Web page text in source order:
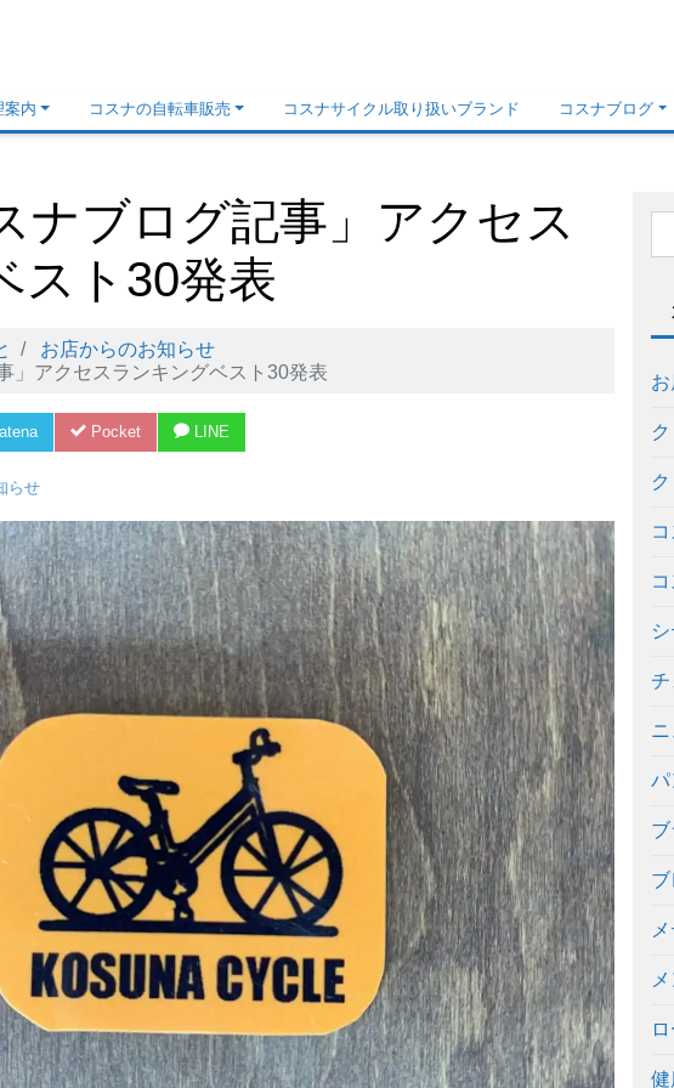
案内 コスナの自転車販売 コスナサイクル取り扱いブランド コスナブログ
ナブログ記事」アクセス
スト30発表
お店からのお知らせ
」アクセスランキングベスト30発表
Pocket LINE
らせ
チ
パ
健